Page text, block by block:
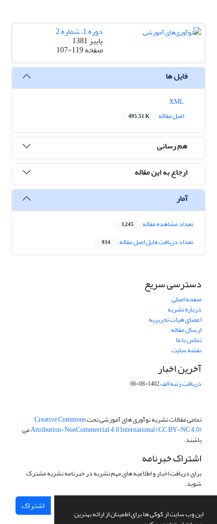
این وب سایت از کوکی ها برای اطمینان از ارائه بهترین
دوره 1، شماره 2
پاییز 1381
صفحه107-119
فایل ها
اصل مقاله
495.51 K
هم رسانی
ارجاع به این مقاله
آمار
تعداد مشاهده مقاله 1,245
تعداد دریافت فایل اصل مقاله 934
دسترسی سریع
صفحه اصلی
درباره نشریه
اعضای هیات تحریریه
ارسال مقاله
تماس با ما
نقشه سایت
آخرین اخبار
دریافت رتبه الف1402-08-06
تمامی مقالات نشریه نوآوری های آموزشی تحتCreative Commons
Attribution-NonCommercial 4.0 International (CC BY-NC 4.0)می
باشند.
اشتراک خبرنامه
برای دریافت اخبار و اطلاعیه های مهم نشریه در خبرنامه نشریه مشترک
شوید.
اشتراک